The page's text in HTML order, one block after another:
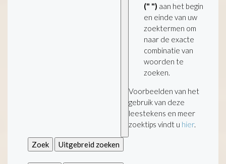
(" ") aan het begin
en einde van uw
zoektermen om
naar de exacte
combinatie van
woorden te
zoeken.
Voorbeelden van het
gebruik van deze
leestekens en meer
zoektips vindt u hier.
Zoek Uitgebreid zoeken